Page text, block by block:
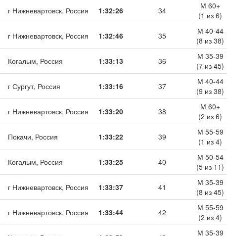
г Нижневартовск, Россия 1:32:26 34
М 60+
(1 из 6)
г Нижневартовск, Россия 1:32:46 35
М 40-44
(8 из 38)
Когалым, Россия 1:33:13 36
М 35-39
(7 из 45)
г Сургут, Россия 1:33:16 37
М 40-44
(9 из 38)
г Нижневартовск, Россия 1:33:20 38
М 60+
(2 из 6)
Покачи, Россия 1:33:22 39
М 55-59
(1 из 4)
Когалым, Россия 1:33:25 40
М 50-54
(5 из 11)
г Нижневартовск, Россия 1:33:37 41
М 35-39
(8 из 45)
г Нижневартовск, Россия 1:33:44 42
М 55-59
(2 из 4)
М 35-39